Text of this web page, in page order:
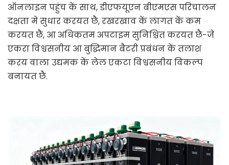
ऑनलाइन पहुंच कें साथ, डीएफयूएन बीएमएस परिचालन
दक्षता मे सुधार करयत छै, रखरखाव कें लागत कें कम
करयत छै, आ अधिकतम अपटाइम सुनिश्चित करयत छै-जे
एकरा विश्वसनीय आ बुद्धिमान बैटरी प्रबंधन कें तलाश
करय वाला उद्यमक कें लेल एकटा विश्वसनीय विकल्प
बनायत छै.